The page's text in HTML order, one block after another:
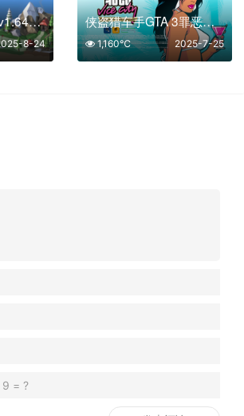
《桥梁建造师2》v1.64中文版
8-24
侠盗猎车手GTA 3罪恶都市重制版
2025-7-25
1,160℃